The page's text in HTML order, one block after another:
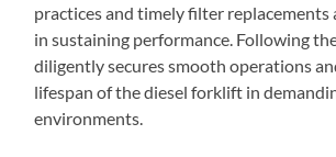
practices and timely filter replacements
in sustaining performance. Following
diligently secures smooth operations
lifespan of the diesel forklift in
environments.